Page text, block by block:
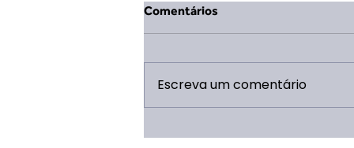
Dobrando Bondade:
Comentários
Escreva um comentário